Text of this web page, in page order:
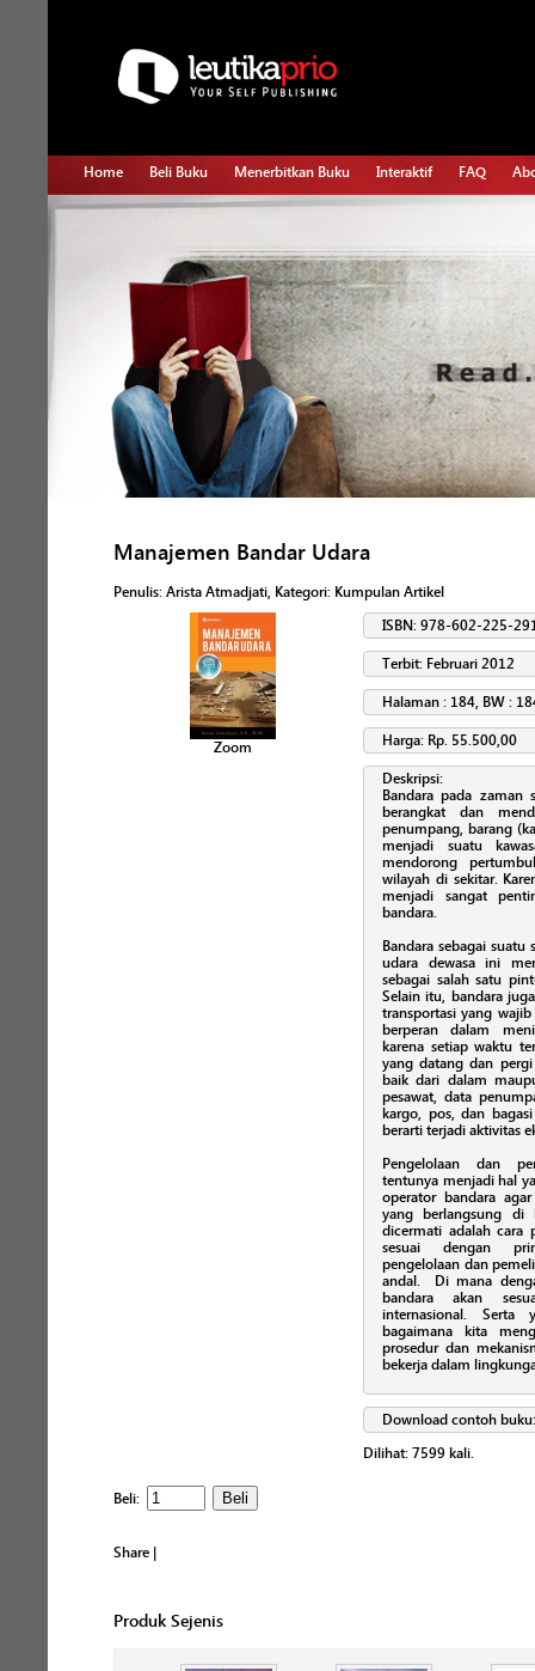
Home Beli Buku Menerbitkan Buku Interaktif FAQ
Manajemen Bandar Udara
Penulis: Arista Atmadjati, Kategori: Kumpulan Artikel
Zoom
ISBN: 978-602-225-
Terbit: Februari 2012
Halaman : 184, BW :
Harga: Rp. 55.500,00
Deskripsi:
Bandara pada zaman
berangkat dan
penumpang, barang
menjadi suatu
mendorong
wilayah di sekitar.
menjadi sangat
bandara.
Bandara sebagai
udara dewasa ini
sebagai salah satu
Selain itu, bandara
transportasi yang
berperan dalam
karena setiap waktu
yang datang dan
baik dari dalam
pesawat, data
kargo, pos, dan
berarti terjadi aktivitas
Pengelolaan dan
tentunya menjadi hal
operator bandara
yang berlangsung di
dicermati adalah cara
sesuai dengan
pengelolaan dan
andal. Di mana
bandara akan
internasional.
bagaimana kita
prosedur dan
bekerja dalam
Download contoh
Dilihat: 7599 kali.
Beli:
Share |
Produk Sejenis